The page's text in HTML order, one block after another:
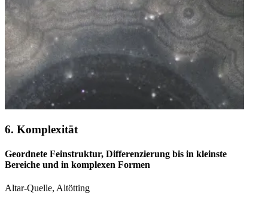
6. Komplexität
Geordnete Feinstruktur, Differenzierung bis in kleinste
Bereiche und in komplexen Formen
Altar-Quelle, Altötting